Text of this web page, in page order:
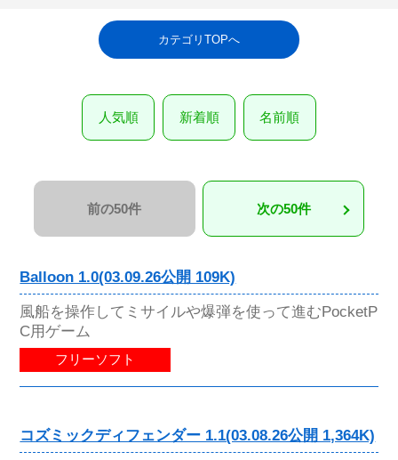
カテゴリTOPへ
人気順 新着順 名前順
前の50件 次の50件
Balloon 1.0(03.09.26公開 109K)
風船を操作してミサイルや爆弾を使って進むPocketP
C用ゲーム
フリーソフト
コズミックディフェンダー 1.1(03.08.26公開 1,364K)